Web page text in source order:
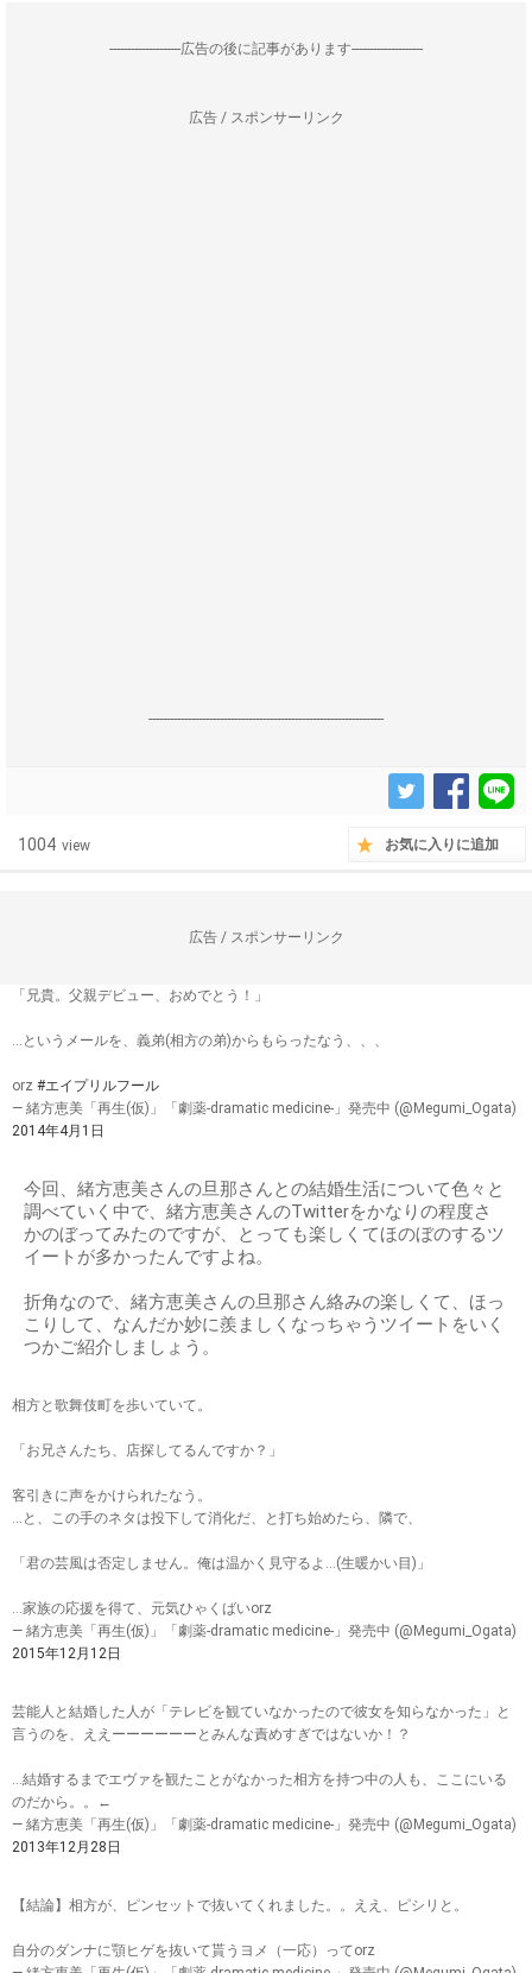
--------------------広告の後に記事があります--------------------
広告 / スポンサーリンク
------------------------------------------------------------------
1004 view お気に入りに追加
広告 / スポンサーリンク
「兄貴。父親デビュー、おめでとう！」
…というメールを、義弟(相方の弟)からもらったなう、、、
orz #エイプリルフール
— 緒方恵美「再生(仮)」「劇薬-dramatic medicine-」発売中 (@Megumi_Ogata)
2014年4月1日
今回、緒方恵美さんの旦那さんとの結婚生活について色々と
調べていく中で、緒方恵美さんのTwitterをかなりの程度さ
かのぼってみたのですが、とっても楽しくてほのぼのするツ
イートが多かったんですよね。
折角なので、緒方恵美さんの旦那さん絡みの楽しくて、ほっ
こりして、なんだか妙に羨ましくなっちゃうツイートをいく
つかご紹介しましょう。
相方と歌舞伎町を歩いていて。
「お兄さんたち、店探してるんですか？」
客引きに声をかけられたなう。
…と、この手のネタは投下して消化だ、と打ち始めたら、隣で、
「君の芸風は否定しません。俺は温かく見守るよ…(生暖かい目)」
…家族の応援を得て、元気ひゃくばいorz
— 緒方恵美「再生(仮)」「劇薬-dramatic medicine-」発売中 (@Megumi_Ogata)
2015年12月12日
芸能人と結婚した人が「テレビを観ていなかったので彼女を知らなかった」と
言うのを、ええーーーーーーとみんな責めすぎではないか！？
…結婚するまでエヴァを観たことがなかった相方を持つ中の人も、ここにいる
のだから。。←
— 緒方恵美「再生(仮)」「劇薬-dramatic medicine-」発売中 (@Megumi_Ogata)
2013年12月28日
【結論】相方が、ピンセットで抜いてくれました。。ええ、ピシリと。
自分のダンナに顎ヒゲを抜いて貰うヨメ（一応）ってorz